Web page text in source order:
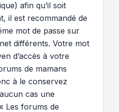
afin qu’il soit
il est recommandé de
mot de passe sur
différents. Votre mot
d’accès à votre
de mamans
à le conservez
cas une
Les forums de